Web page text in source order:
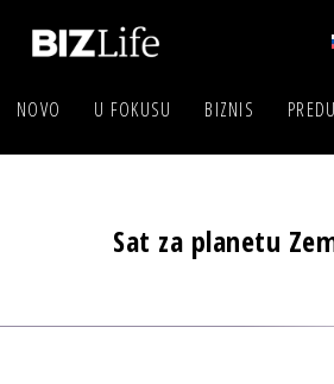
NOVO U FOKUSU BIZNIS
Sat za planetu